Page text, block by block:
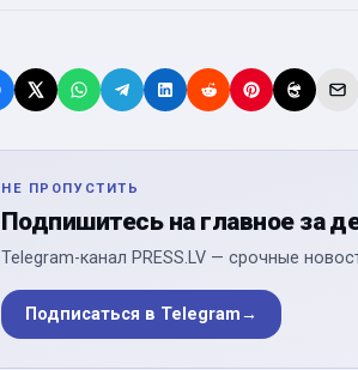
НЕ ПРОПУСТИТЬ
Подпишитесь на главное за
Telegram-канал PRESS.LV — срочные
Подписаться в Telegram→